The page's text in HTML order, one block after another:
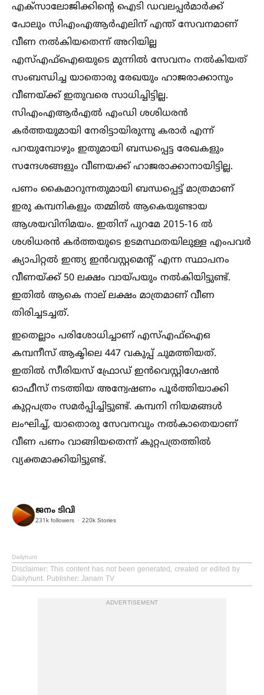
എക്സാലോജിക്കിന്റെ ഐടി ഡവലപ്പർമാ‍ർക്ക്
പോലും സിഎംഎആർഎലിന് എന്ത് സേവനമാണ്
വീണ നല്‍കിയതെന്ന് അറിയില്ല
എസ്‌എഫ്‌ഐഒയുടെ മുന്നില്‍ സേവനം നല്‍കിയത്
സംബന്ധിച്ച യാതൊരു രേഖയും ഹാജരാക്കാനും
വീണയ്‌ക്ക് ഇതുവരെ സാധിച്ചിട്ടില്ല.
സിഎംഎആർഎല്‍ എംഡി ശശിധരൻ
കർത്തയുമായി നേരിട്ടായിരുന്നു കരാ‍ർ എന്ന്
പറയുമ്പോഴും ഇതുമായി ബന്ധപ്പെട്ട രേഖകളും
സന്ദേശങ്ങളും വീണയക്ക് ഹാജരാക്കാനായിട്ടില്ല.
പണം കൈമാറുന്നതുമായി ബന്ധപ്പെട്ട് മാത്രമാണ്
ഇരു കമ്പനികളും തമ്മില്‍ ആകെയുണ്ടായ
ആശയവിനിമയം. ഇതിന് പുറമേ 2015-16 ല്‍
ശശിധരൻ ക‍ർത്തയുടെ ഉടമസ്ഥതയിലുള്ള എംപവർ
ക്യാപിറ്റല്‍ ഇന്ത്യ ഇൻവസ്റ്റമെന്റ് എന്ന സ്ഥാപനം
വീണയ്‌ക്ക് 50 ലക്ഷം വായ്പയും നല്‍കിയിട്ടുണ്ട്.
ഇതില്‍ ആകെ നാല് ലക്ഷം മാത്രമാണ് വീണ
തിരിച്ചടച്ചത്.
ഇതെല്ലാം പരിശോധിച്ചാണ് എസ്‌എഫ്‌ഐഒ
കമ്പനീസ് ആക്ടിലെ 447 വകുപ്പ് ചുമത്തിയത്.
ഇതില്‍ സീരിയസ് ഫ്രോഡ് ഇൻവെസ്റ്റിഗേഷൻ
ഓഫീസ് നടത്തിയ അന്വേഷണം പൂർത്തിയാക്കി
കുറ്റപത്രം സമർപ്പിച്ചിട്ടുണ്ട്. കമ്പനി നിയമങ്ങള്‍
ലംഘിച്ച്‌, യാതൊരു സേവനവും നല്‍കാതെയാണ്
വീണ പണം വാങ്ങിയതെന്ന് കുറ്റപത്രത്തില്‍
വ്യക്തമാക്കിയിട്ടുണ്ട്.
ജനം ടിവി
231k followers 220k Stories
Dailyhunt
Disclaimer: This content has not been generated, created or edited by
Dailyhunt. Publisher: Janam TV
ADVERTISEMENT